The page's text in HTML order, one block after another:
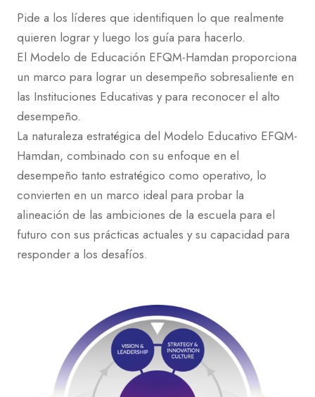
Pide a los líderes que identifiquen lo que realmente
quieren lograr y luego los guía para hacerlo.
El Modelo de Educación EFQM-Hamdan proporciona
un marco para lograr un desempeño sobresaliente en
las Instituciones Educativas y para reconocer el alto
desempeño.
La naturaleza estratégica del Modelo Educativo EFQM-
Hamdan, combinado con su enfoque en el
desempeño tanto estratégico como operativo, lo
convierten en un marco ideal para probar la
alineación de las ambiciones de la escuela para el
futuro con sus prácticas actuales y su capacidad para
responder a los desafíos.